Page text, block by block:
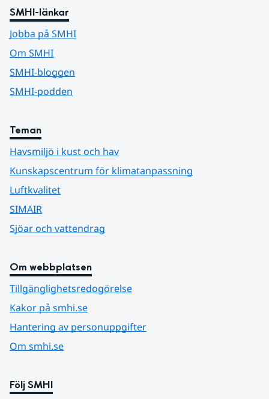
SMHI-länkar
Jobba på SMHI
Om SMHI
SMHI-bloggen
SMHI-podden
Teman
Havsmiljö i kust och hav
Kunskapscentrum för klimatanpassning
Luftkvalitet
SIMAIR
Sjöar och vattendrag
Om webbplatsen
Tillgänglighetsredogörelse
Kakor på smhi.se
Hantering av personuppgifter
Om smhi.se
Följ SMHI